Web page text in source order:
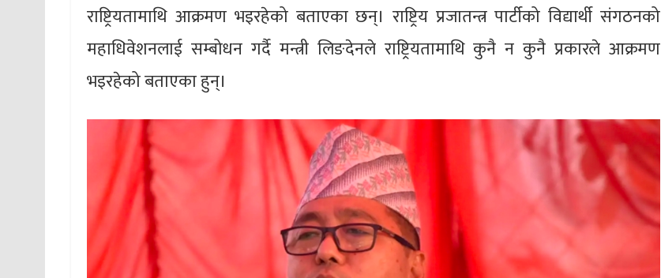
राष्ट्रियतामाथि आक्रमण भइरहेको बताएका छन्। राष्ट्रिय प्रजातन्त्र पार्टीको विद्यार्थी संगठनको
महाधिवेशनलाई सम्बोधन गर्दै मन्त्री लिङदेनले राष्ट्रियतामाथि कुनै न कुनै प्रकारले आक्रमण
भइरहेको बताएका हुन्।